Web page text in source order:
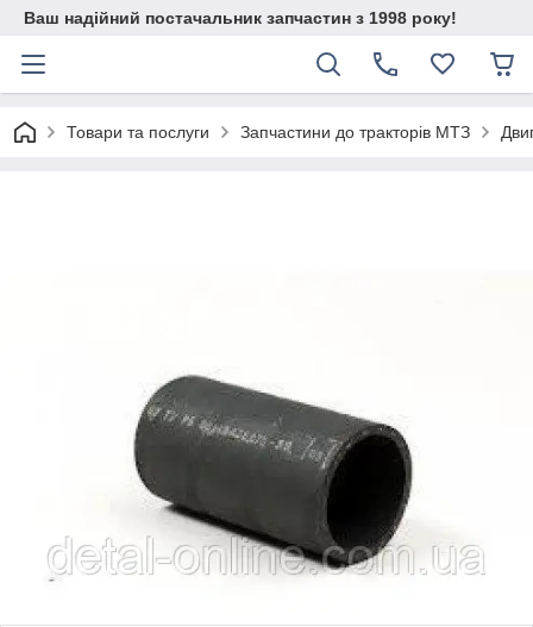
Ваш надійний постачальник запчастин з 1998 року!
Товари та послуги Запчастини до тракторів МТЗ